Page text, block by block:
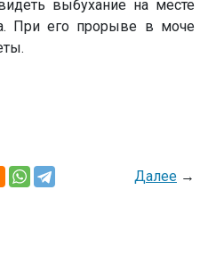
выбухание на месте
При его прорыве в моче
Далее →